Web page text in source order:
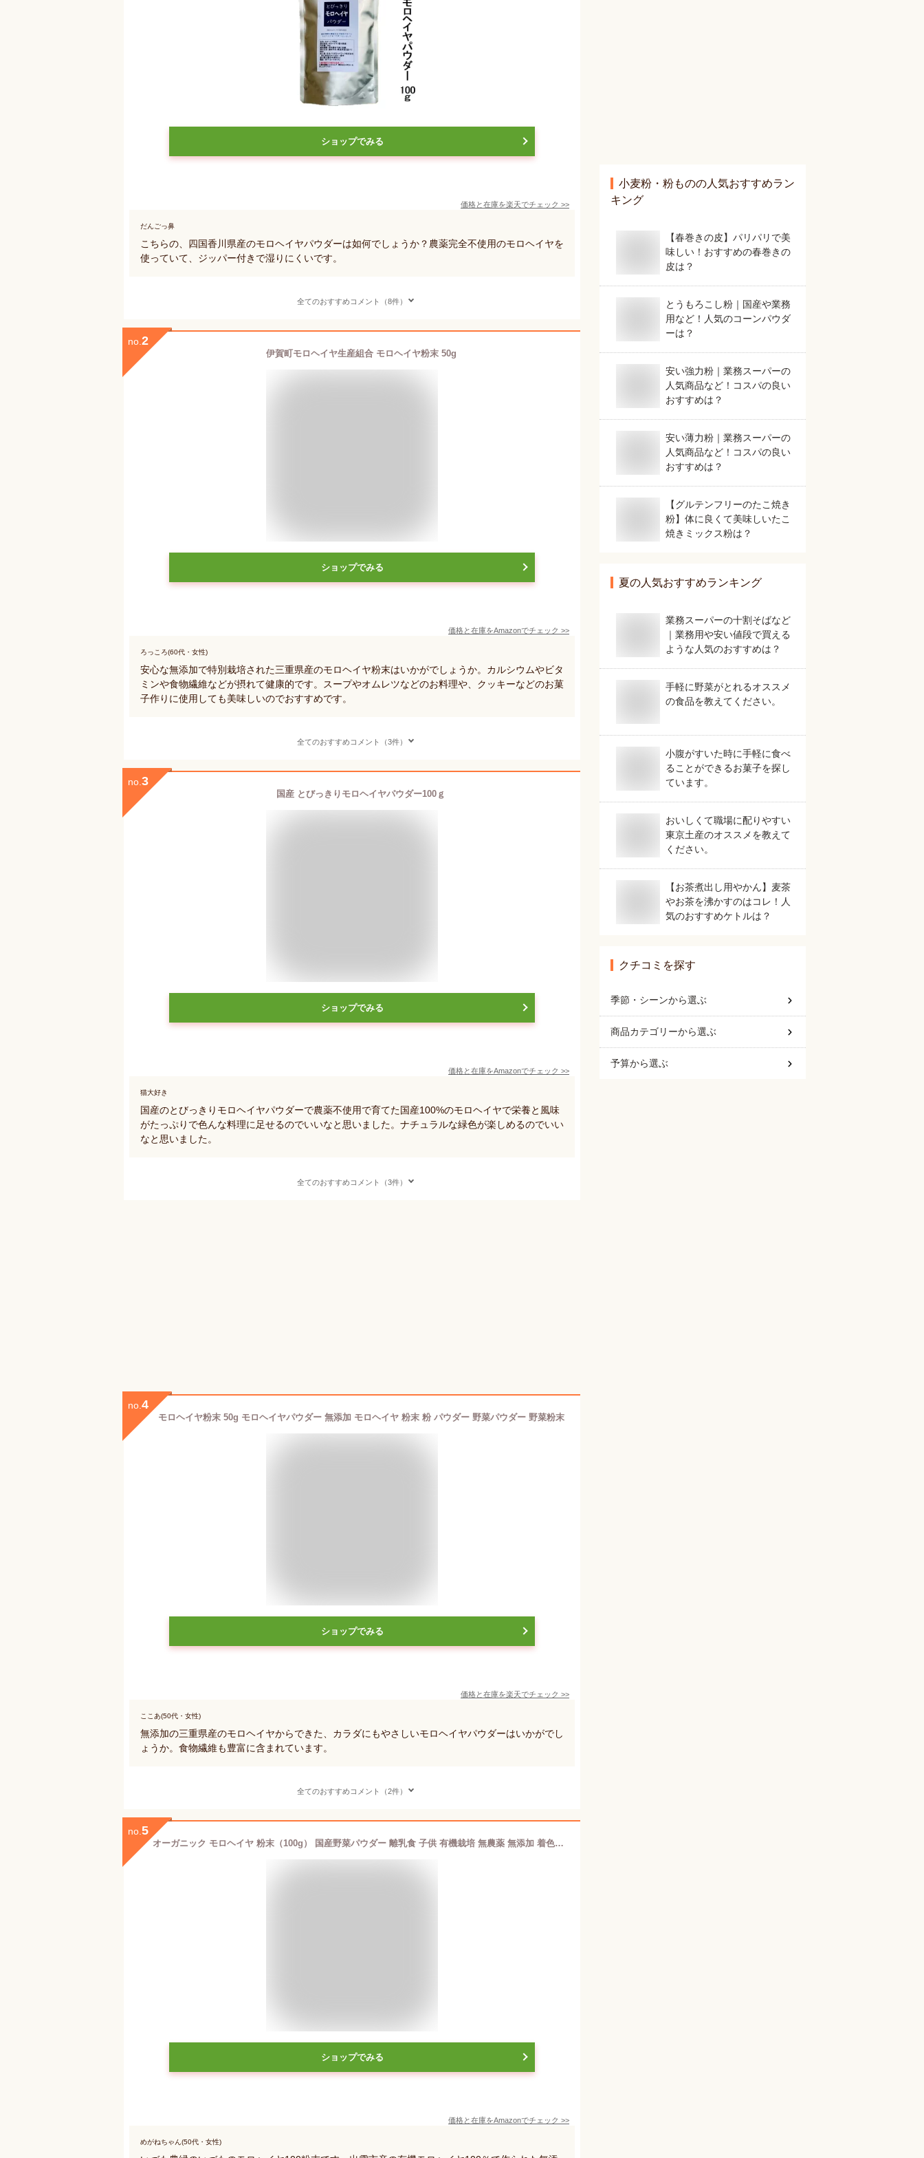
ショップでみる
価格と在庫を楽天でチェック >>
だんごっ鼻
こちらの、四国香川県産のモロヘイヤパウダーは如何でしょうか？農薬完全不使用のモロヘイヤを
使っていて、ジッパー付きで湿りにくいです。
全てのおすすめコメント（8件）
no. 2
伊賀町モロヘイヤ生産組合 モロヘイヤ粉末 50g
ショップでみる
価格と在庫をAmazonでチェック >>
ろっころ(60代・女性)
安心な無添加で特別栽培された三重県産のモロヘイヤ粉末はいかがでしょうか。カルシウムやビタ
ミンや食物繊維などが摂れて健康的です。スープやオムレツなどのお料理や、クッキーなどのお菓
子作りに使用しても美味しいのでおすすめです。
全てのおすすめコメント（3件）
no. 3
国産 とびっきりモロヘイヤパウダー100ｇ
ショップでみる
価格と在庫をAmazonでチェック >>
猫大好き
国産のとびっきりモロヘイヤパウダーで農薬不使用で育てた国産100%のモロヘイヤで栄養と風味
がたっぷりで色んな料理に足せるのでいいなと思いました。ナチュラルな緑色が楽しめるのでいい
なと思いました。
全てのおすすめコメント（3件）
no. 4
モロヘイヤ粉末 50g モロヘイヤパウダー 無添加 モロヘイヤ 粉末 粉 パウダー 野菜パウダー 野菜粉末
ショップでみる
価格と在庫を楽天でチェック >>
ここあ(50代・女性)
無添加の三重県産のモロヘイヤからできた、カラダにもやさしいモロヘイヤパウダーはいかがでし
ょうか。食物繊維も豊富に含まれています。
全てのおすすめコメント（2件）
no. 5
オーガニック モロヘイヤ 粉末（100g） 国産野菜パウダー 離乳食 子供 有機栽培 無農薬 無添加 着色料不要 島根県産
ショップでみる
価格と在庫をAmazonでチェック >>
めがねちゃん(50代・女性)
小麦粉・粉ものの人気おすすめラン
キング
【春巻きの皮】パリパリで美
味しい！おすすめの春巻きの
皮は？
とうもろこし粉｜国産や業務
用など！人気のコーンパウダ
ーは？
安い強力粉｜業務スーパーの
人気商品など！コスパの良い
おすすめは？
安い薄力粉｜業務スーパーの
人気商品など！コスパの良い
おすすめは？
【グルテンフリーのたこ焼き
粉】体に良くて美味しいたこ
焼きミックス粉は？
夏の人気おすすめランキング
業務スーパーの十割そばなど
｜業務用や安い値段で買える
ような人気のおすすめは？
手軽に野菜がとれるオススメ
の食品を教えてください。
小腹がすいた時に手軽に食べ
ることができるお菓子を探し
ています。
おいしくて職場に配りやすい
東京土産のオススメを教えて
ください。
【お茶煮出し用やかん】麦茶
やお茶を沸かすのはコレ！人
気のおすすめケトルは？
クチコミを探す
季節・シーンから選ぶ
商品カテゴリーから選ぶ
予算から選ぶ